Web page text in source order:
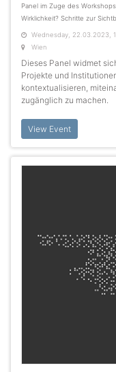
Panel im Zuge des
Wirklichkeit? Schritte zur
Wednesday, 22.03.2023,
Wien
Dieses Panel widmet
Projekte und
kontextualisieren,
zugänglich zu machen.
View Event